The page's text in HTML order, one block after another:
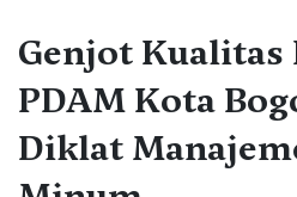
Genjot Kualitas
PDAM Kota
Diklat